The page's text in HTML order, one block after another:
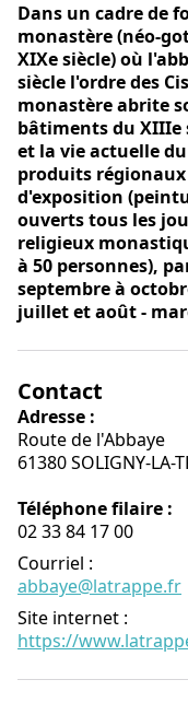
Dans un cadre de
monastère (néo-
XIXe siècle) où
siècle l'ordre des
monastère abrite
bâtiments du XIIIe
et la vie actuelle
produits
d'exposition
ouverts tous les
religieux
à 50 personnes),
septembre à
juillet et août -
Contact
Adresse :
Route de l'Abbaye
61380 SOLIGNY-LA-
Téléphone filaire :
02 33 84 17 00
Courriel :
abbaye@latrappe.fr
Site internet :
https://